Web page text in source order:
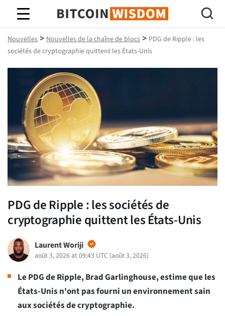
Bitcoin Sagesse
Nouvelles > Nouvelles de la chaîne de blocs > PDG de Ripple : les
sociétés de cryptographie quittent les États-Unis
PDG de Ripple : les sociétés de
cryptographie quittent les États-Unis
Laurent Woriji
août 3, 2026 at 09:43 UTC (août 3, 2026)
Le PDG de Ripple, Brad Garlinghouse, estime que les
États-Unis n'ont pas fourni un environnement sain
aux sociétés de cryptographie.